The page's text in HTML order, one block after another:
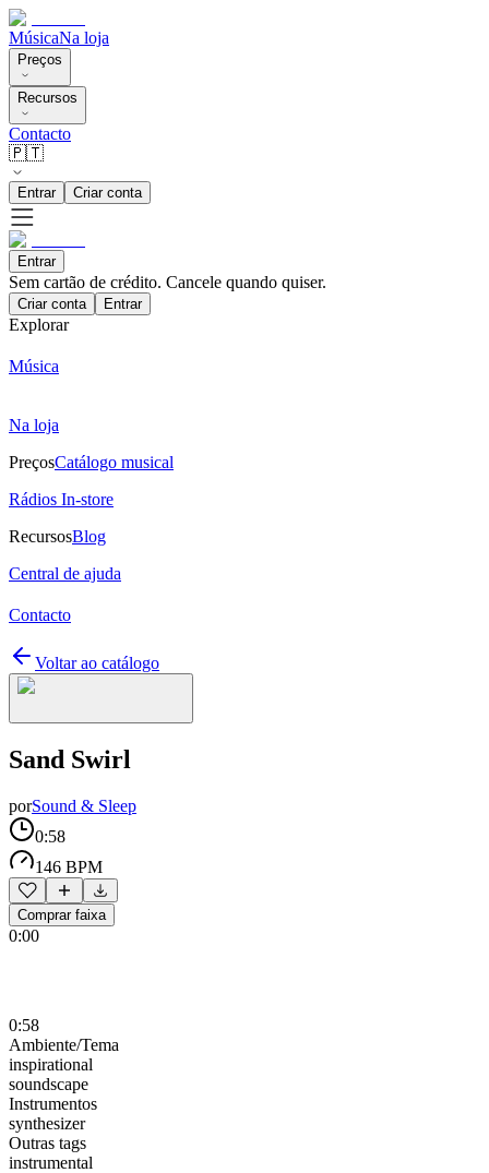
MúsicaNa loja
Preços
Recursos
Contacto
🇵🇹
Entrar Criar conta
Entrar
Sem cartão de crédito. Cancele quando quiser.
Criar conta Entrar
Explorar
Música
Na loja
PreçosCatálogo musical
Rádios In-store
RecursosBlog
Central de ajuda
Contacto
Voltar ao catálogo
Sand Swirl
porSound & Sleep
0:58
146 BPM
Comprar faixa
0:00
0:58
Ambiente/Tema
inspirational
soundscape
Instrumentos
synthesizer
Outras tags
instrumental